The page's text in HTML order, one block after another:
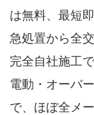
は無料、最短
急処置から全
完全自社施工
電動・オーバ
で、ほぼ全メ